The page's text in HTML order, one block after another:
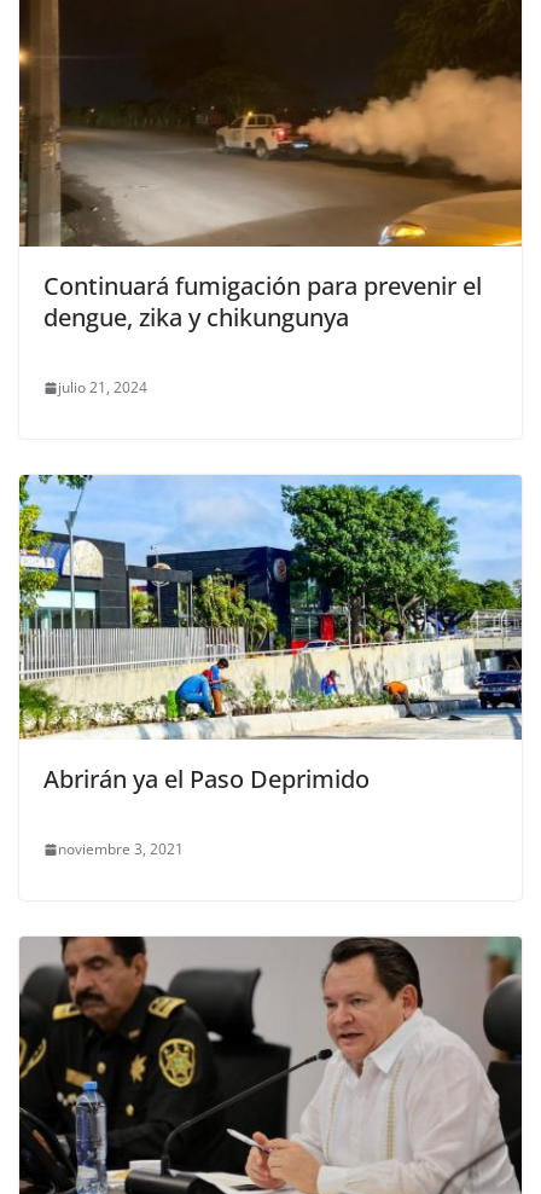
Continuará fumigación para prevenir el
dengue, zika y chikungunya
julio 21, 2024
Abrirán ya el Paso Deprimido
noviembre 3, 2021